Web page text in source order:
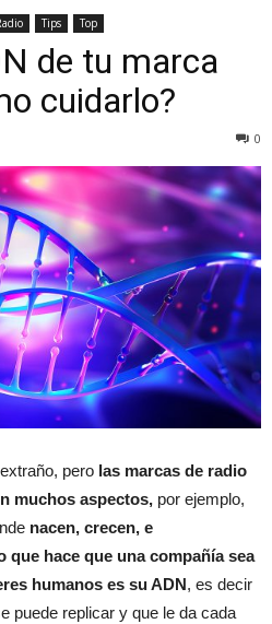
Tips Top
de tu marca
cuidarlo?
0
pero las marcas de radio
muchos aspectos, por ejemplo,
nacen, crecen, e
que hace que una compañía sea
humanos es su ADN, es decir
puede replicar y que le da cada